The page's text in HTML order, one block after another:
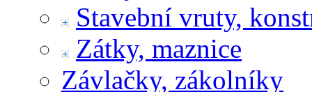
Stavební vruty,
Zátky, maznice
Závlačky, zákolníky